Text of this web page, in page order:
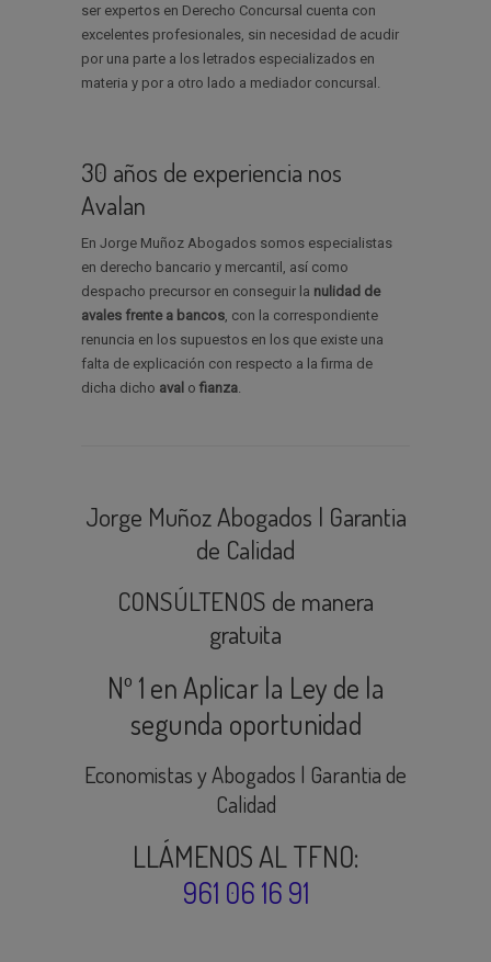
ser expertos en Derecho Concursal cuenta con
excelentes profesionales, sin necesidad de acudir
por una parte a los letrados especializados en
materia y por a otro lado a mediador concursal.
30 años de experiencia nos
Avalan
En Jorge Muñoz Abogados somos especialistas
en derecho bancario y mercantil, así como
despacho precursor en conseguir la nulidad de
avales frente a bancos , con la correspondiente
renuncia en los supuestos en los que existe una
falta de explicación con respecto a la firma de
dicha dicho aval o fianza
Jorge Muñoz Abogados | Garantia
de Calidad
CONSÚLTENOS de manera
gratuita
Nº 1 en Aplicar la Ley de la
segunda oportunidad
Economistas y Abogados | Garantia de
Calidad
LLÁMENOS AL TFNO:
961 06 16 91